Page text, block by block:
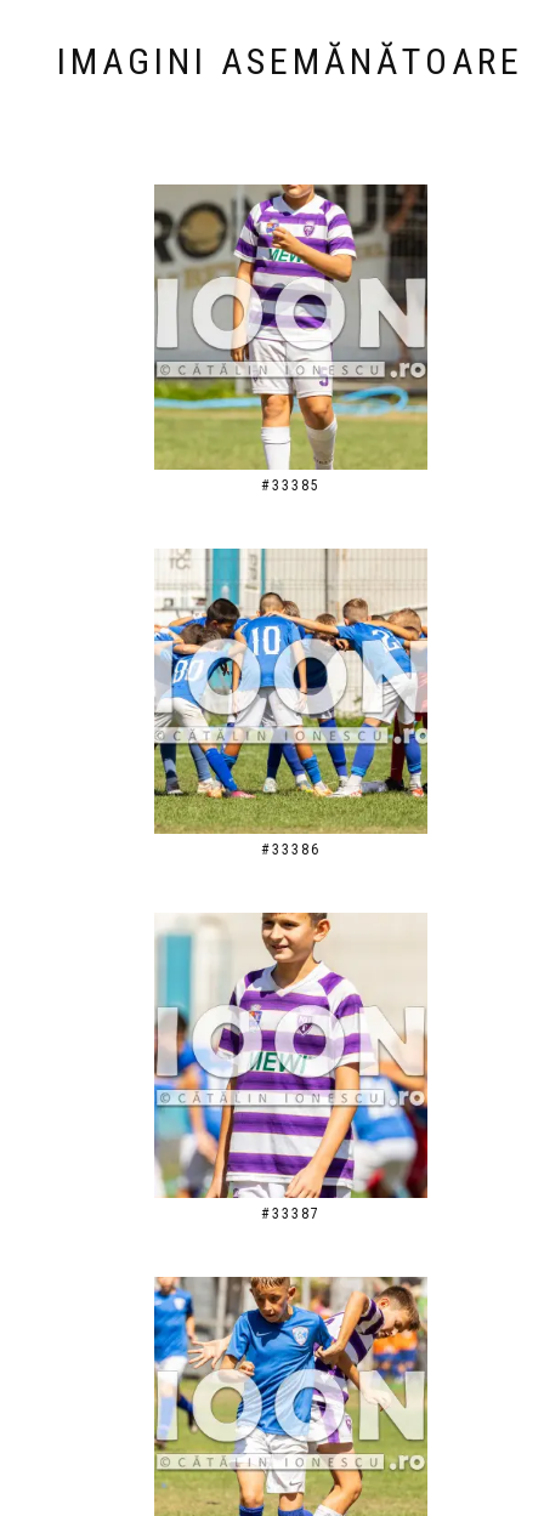
IMAGINI ASEMĂNĂTOARE
#33385
#33386
#33387